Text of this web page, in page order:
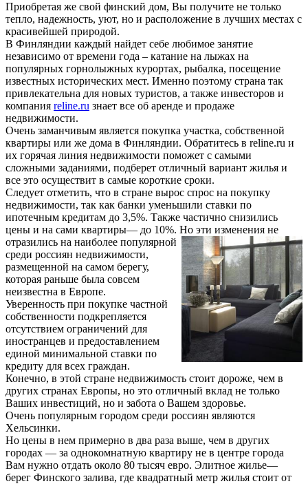
Приобретая же свой финский дом, Вы получите не только
тепло, надежность, уют, но и расположение в лучших местах с
красивейшей природой.
В Финляндии каждый найдет себе любимое занятие
независимо от времени года – катание на лыжах на
популярных горнолыжных курортах, рыбалка, посещение
известных исторических мест. Именно поэтому страна так
привлекательна для новых туристов, а также инвесторов и
компания reline.ru знает все об аренде и продаже
недвижимости.
Очень заманчивым является покупка участка, собственной
квартиры или же дома в Финляндии. Обратитесь в reline.ru и
их горячая линия недвижимости поможет с самыми
сложными заданиями, подберет отличный вариант жилья и
все это осуществит в самые короткие сроки.
Следует отметить, что в стране вырос спрос на покупку
недвижимости, так как банки уменьшили ставки по
ипотечным кредитам до 3,5%. Также частично снизились
цены и на сами квартиры— до 10%. Но эти изменения не
отразились на наиболее популярной
среди россиян недвижимости,
размещенной на самом берегу,
которая раньше была совсем
неизвестна в Европе.
Уверенность при покупке частной
собственности подкрепляется
отсутствием ограничений для
иностранцев и предоставлением
единой минимальной ставки по
кредиту для всех граждан.
Конечно, в этой стране недвижимость стоит дороже, чем в
других странах Европы, но это отличный вклад не только
Ваших инвестиций, но и забота о Вашем здоровье.
Очень популярным городом среди россиян являются
Хельсинки.
Но цены в нем примерно в два раза выше, чем в других
городах — за однокомнатную квартиру не в центре города
Вам нужно отдать около 80 тысяч евро. Элитное жилье—
берег Финского залива, где квадратный метр жилья стоит от